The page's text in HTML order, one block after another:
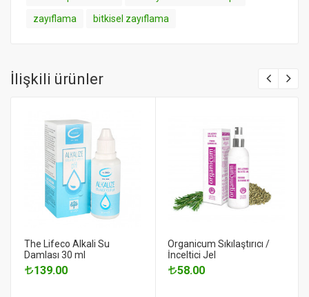
zayıflama
bitkisel zayıflama
İlişkili ürünler
The Lifeco Alkali Su
Damlası 30 ml
139.00
Organicum Sıkılaştırıcı /
İnceltici Jel
58.00